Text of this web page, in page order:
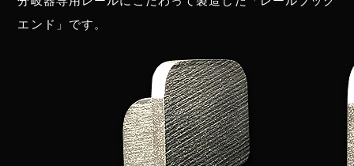
エンド」です。